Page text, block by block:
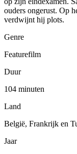
ouders ongerust. Op
verdwijnt hij plots.
Genre
Featurefilm
Duur
104 minuten
Land
België, Frankrijk en
Jaar